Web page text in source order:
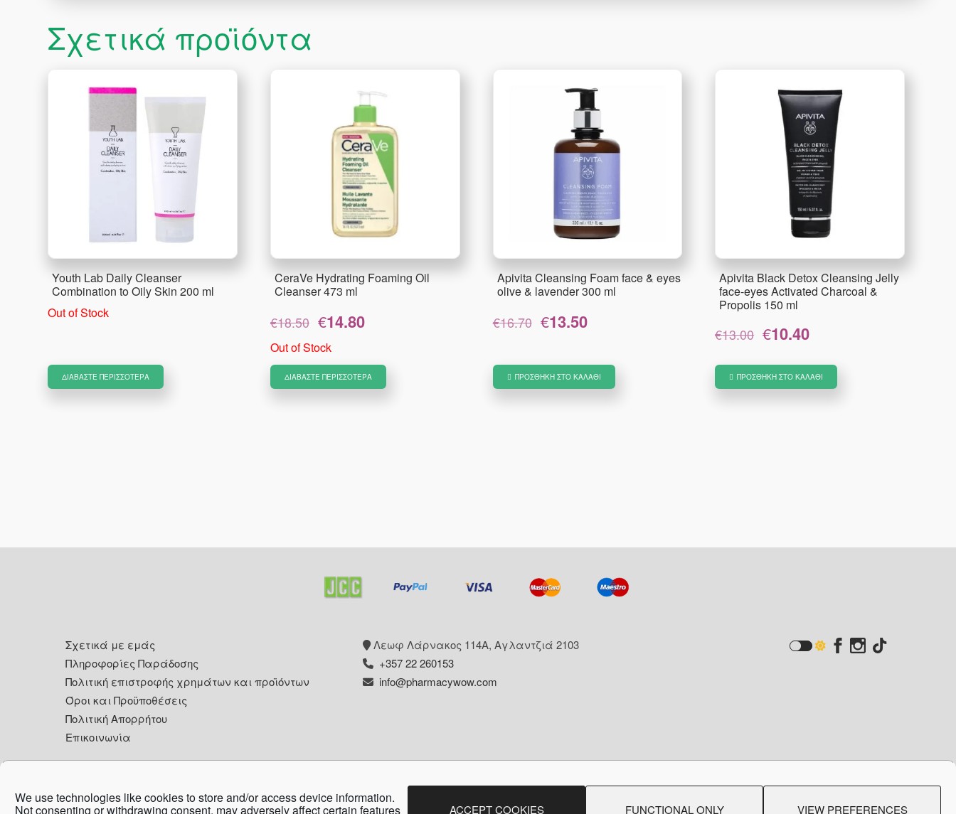
We use technologies like cookies to store and/or access device information.
Not consenting or withdrawing consent, may adversely affect certain features ACCEPT COOKIES FUNCTIONAL ONLY VIEW PREFERENCES
Σχετικά προϊόντα
Youth Lab Daily Cleanser
Combination to Oily Skin 200 ml
Out of Stock
ΔΙΑΒΆΣΤΕ ΠΕΡΙΣΣΌΤΕΡΑ
CeraVe Hydrating Foaming Oil
Cleanser 473 ml
€18.50
Original
price
was:
€14.80
€14.80.
Out of Stock
ΔΙΑΒΆΣΤΕ ΠΕΡΙΣΣΌΤΕΡΑ
Apivita Cleansing Foam face & eyes
olive & lavender 300 ml
€16.70
Original
price
€13.50
€13.50.
ΠΡΟΣΘΉΚΗ ΣΤΟ ΚΑΛΆΘΙ
Apivita Black Detox Cleansing Jelly
face-eyes Activated Charcoal &
Propolis 150 ml
€13.00
Original
price
€13.00.
€10.40
είναι:
€10.40.
ΠΡΟΣΘΉΚΗ ΣΤΟ ΚΑΛΆΘΙ
FooterΣχετικά με εμάς
Πληροφορίες Παράδοσης
Πολιτική επιστροφής χρημάτων και προϊόντων
Όροι και Προϋποθέσεις
Πολιτική Απορρήτου
Επικοινωνία
Λεωφ Λάρνακος 114Α, Αγλαντζιά 2103
+357 22 260153
info@pharmacywow.com
Copyright © 2026 - Pharmacy wow by Arietta Zanni Pharmacy